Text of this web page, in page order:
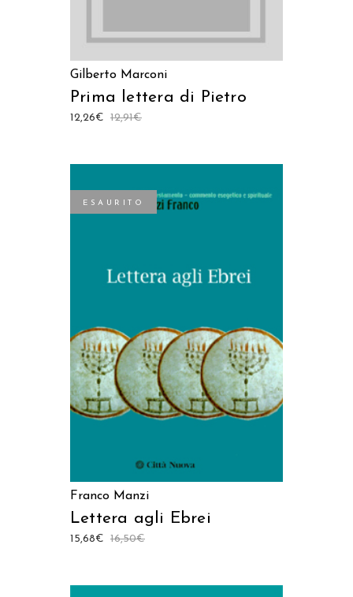
Gilberto Marconi
Prima lettera di Pietro
12,91€
12,26€
ESAURITO
Franco Manzi
Lettera agli Ebrei
16,50€
15,68€